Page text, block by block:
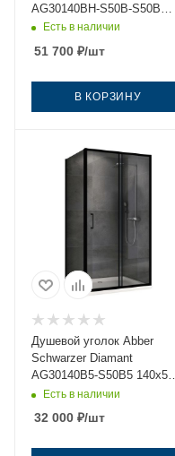
AG30140BH-S50B-S50B
140х50 стекло прозрачное
поддона
Есть в наличии
51 700 ₽/шт
В КОРЗИНУ
Душевой уголок Abber
Schwarzer Diamant
AG30140B5-S50B5 140х50
стекло прозрачное
профиль черный без
поддона
Есть в наличии
32 000 ₽/шт